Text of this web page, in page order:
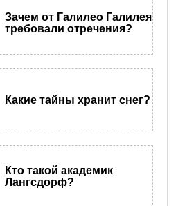
Зачем от Галилео Галилея
требовали отречения?
Какие тайны хранит снег?
Кто такой академик
Лангсдорф?